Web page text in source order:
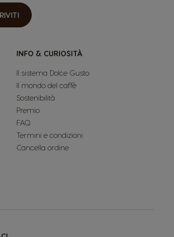
INFO & CURIOSITÀ
Il sistema Dolce Gusto
Il mondo del caffè
Sostenibilità
Premio
FAQ
Termini e condizioni
Cancella ordine